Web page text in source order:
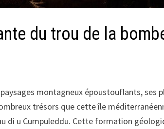
du trou de la
montagneux époustouflants, ses
trésors que cette île
di u Cumpuleddu. Cette formation